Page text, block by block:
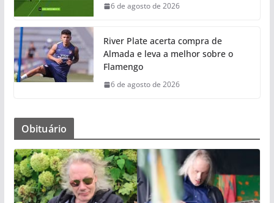
6 de agosto de 2026
River Plate acerta compra de
Almada e leva a melhor sobre o
Flamengo
6 de agosto de 2026
Obituário